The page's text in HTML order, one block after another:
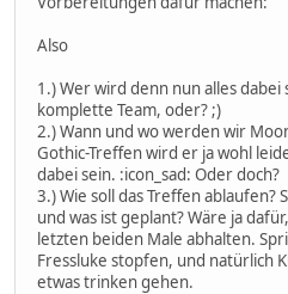
Also
1.) Wer wird denn nun alles dabei
komplette Team, oder? ;)
2.) Wann und wo werden wir
Gothic-Treffen wird er ja wohl
dabei sein. :icon_sad: Oder doch?
3.) Wie soll das Treffen
und was ist geplant? Wäre ja
letzten beiden Male abhalten.
Fressluke stopfen, und natürlich
etwas trinken gehen.